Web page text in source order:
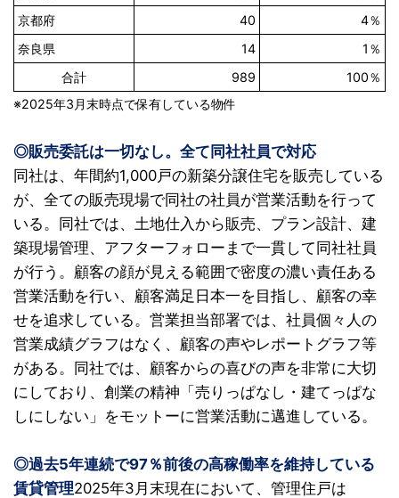
京都府
40
4％
奈良県
14
1％
合計
989
100％
※2025年3月末時点で保有している物件
◎販売委託は一切なし。全て同社社員で対応
同社は、年間約1,000戸の新築分譲住宅を販売している
が、全ての販売現場で同社の社員が営業活動を行って
いる。同社では、土地仕入から販売、プラン設計、建
築現場管理、アフターフォローまで一貫して同社社員
が行う。顧客の顔が見える範囲で密度の濃い責任ある
営業活動を行い、顧客満足日本一を目指し、顧客の幸
せを追求している。営業担当部署では、社員個々人の
営業成績グラフはなく、顧客の声やレポートグラフ等
がある。同社では、顧客からの喜びの声を非常に大切
にしており、創業の精神「売りっぱなし・建てっぱな
しにしない」をモットーに営業活動に邁進している。
◎過去5年連続で97％前後の高稼働率を維持している
賃貸管理2025年3月末現在において、管理住戸は